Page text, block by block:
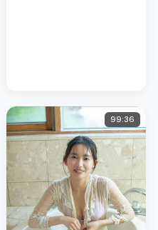
99:36